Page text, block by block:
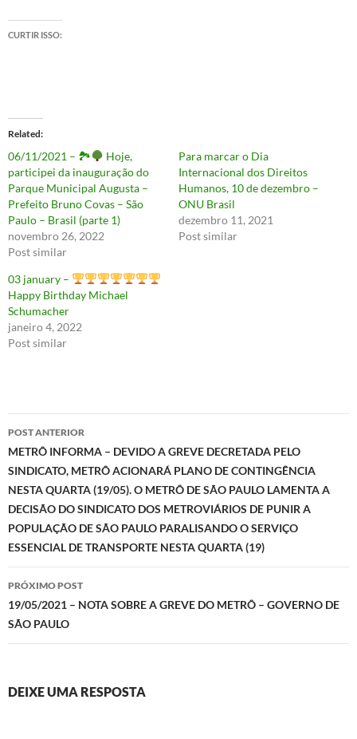
CURTIR ISSO:
Related
06/11/2021 – 🏞
Hoje,
participei da inauguração do
Parque Municipal Augusta –
Prefeito Bruno Covas – São
Paulo – Brasil (parte 1)
novembro 26, 2022
Post similar
Para marcar o Dia
Internacional dos Direitos
Humanos, 10 de dezembro –
ONU Brasil
dezembro 11, 2021
Post similar
03 january –
Happy Birthday Michael
Schumacher
janeiro 4, 2022
Post similar
Navegação
de
posts
POST ANTERIOR
METRÔ INFORMA – DEVIDO A GREVE DECRETADA PELO
SINDICATO, METRÔ ACIONARÁ PLANO DE CONTINGÊNCIA
NESTA QUARTA (19/05). O METRÔ DE SÃO PAULO LAMENTA A
DECISÃO DO SINDICATO DOS METROVIÁRIOS DE PUNIR A
POPULAÇÃO DE SÃO PAULO PARALISANDO O SERVIÇO
ESSENCIAL DE TRANSPORTE NESTA QUARTA (19)
PRÓXIMO POST
19/05/2021 – NOTA SOBRE A GREVE DO METRÔ – GOVERNO DE
SÃO PAULO
DEIXE UMA RESPOSTA